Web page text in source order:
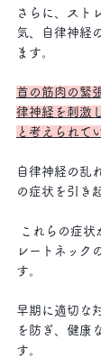
さらに、スト
気、自律神経
ます。
首の筋肉の緊
律神経を刺激
と考えられて
自律神経の乱
の症状を引き
レートネック
す。
早期に適切な
を防ぎ、健康
す。